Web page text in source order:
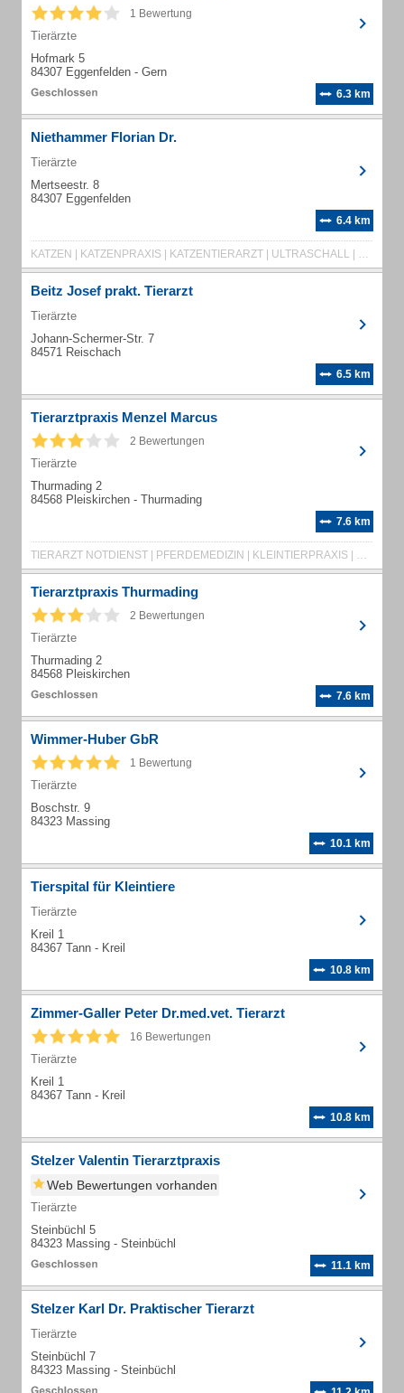
1 Bewertung
Tierärzte
Hofmark 5
84307 Eggenfelden - Gern
6.3 km
Niethammer Florian Dr.
Tierärzte
Mertseestr. 8
84307 Eggenfelden
6.4 km
KATZEN | KATZENPRAXIS | KATZENTIERARZT | ULTRASCHALL | RÖNTGEN | DENTALRÖNTGEN | ZAHNRÖNTGEN | ENDOSKOPIE | LABOR | ZAHN OP | KATZENZAHNHEILKUNDE
Beitz Josef prakt. Tierarzt
Tierärzte
Johann-Schermer-Str. 7
84571 Reischach
6.5 km
Tierarztpraxis Menzel Marcus
2 Bewertungen
Tierärzte
Thurmading 2
84568 Pleiskirchen - Thurmading
7.6 km
TIERARZT NOTDIENST | PFERDEMEDIZIN | KLEINTIERPRAXIS | KLEINTIERMEDIZIN | PFERDEPRAXIS | WOCHENENDBEREITSCHAFT
Tierarztpraxis Thurmading
2 Bewertungen
Tierärzte
Thurmading 2
84568 Pleiskirchen
7.6 km
Wimmer-Huber GbR
1 Bewertung
Tierärzte
Boschstr. 9
84323 Massing
10.1 km
Tierspital für Kleintiere
Tierärzte
Kreil 1
84367 Tann - Kreil
10.8 km
Zimmer-Galler Peter Dr.med.vet. Tierarzt
16 Bewertungen
Tierärzte
Kreil 1
84367 Tann - Kreil
10.8 km
Stelzer Valentin Tierarztpraxis
Web Bewertungen vorhanden
Tierärzte
Steinbüchl 5
84323 Massing - Steinbüchl
11.1 km
Stelzer Karl Dr. Praktischer Tierarzt
Tierärzte
Steinbüchl 7
84323 Massing - Steinbüchl